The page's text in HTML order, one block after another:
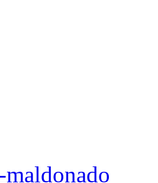
maldonado